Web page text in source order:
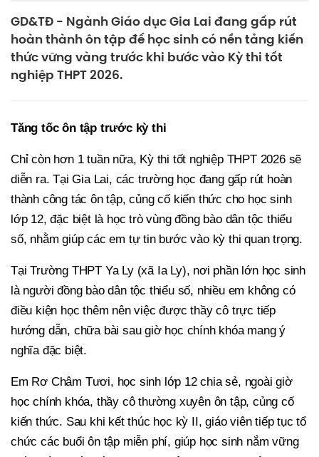
GD&TĐ - Ngành Giáo dục Gia Lai đang gấp rút
hoàn thành ôn tập để học sinh có nền tảng kiến
thức vững vàng trước khi bước vào Kỳ thi tốt
nghiệp THPT 2026.
Tăng tốc ôn tập trước kỳ thi
Chỉ còn hơn 1 tuần nữa, Kỳ thi tốt nghiệp THPT 2026 sẽ
diễn ra. Tại Gia Lai, các trường học đang gấp rút hoàn
thành công tác ôn tập, củng cố kiến thức cho học sinh
lớp 12, đặc biệt là học trò vùng đồng bào dân tộc thiểu
số, nhằm giúp các em tự tin bước vào kỳ thi quan trọng.
Tại Trường THPT Ya Ly (xã Ia Ly), nơi phần lớn học sinh
là người đồng bào dân tộc thiểu số, nhiều em không có
điều kiện học thêm nên việc được thầy cô trực tiếp
hướng dẫn, chữa bài sau giờ học chính khóa mang ý
nghĩa đặc biệt.
Em Rơ Châm Tươi, học sinh lớp 12 chia sẻ, ngoài giờ
học chính khóa, thầy cô thường xuyên ôn tập, củng cố
kiến thức. Sau khi kết thúc học kỳ II, giáo viên tiếp tục tổ
chức các buổi ôn tập miễn phí, giúp học sinh nắm vững